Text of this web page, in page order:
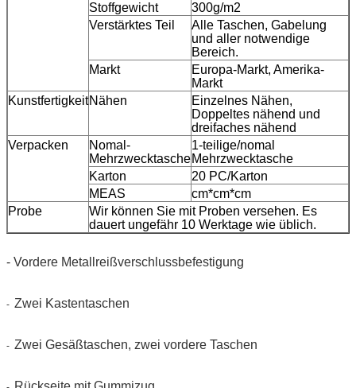
Stoffgewicht
300g/m2
Verstärktes Teil
Alle Taschen, Gabelung
und aller notwendige
Bereich.
Markt
Europa-Markt, Amerika-
Markt
KunstfertigkeitNähen
Einzelnes Nähen,
Doppeltes nähend und
dreifaches nähend
Verpacken
Nomal-
Mehrzwecktasche
1-teilige/nomal
Mehrzwecktasche
Karton
20 PC/Karton
MEAS
cm*cm*cm
Probe
Wir können Sie mit Proben versehen. Es
dauert ungefähr 10 Werktage wie üblich.
- Vordere Metallreißverschlussbefestigung
- Zwei Kastentaschen
- Zwei Gesäßtaschen, zwei vordere Taschen